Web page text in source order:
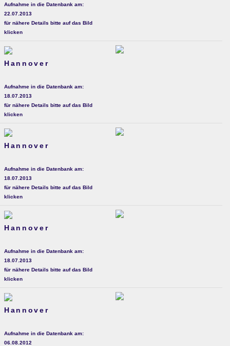
Aufnahme in die Datenbank am:
22.07.2013
für nähere Details bitte auf das Bild
klicken
Hannover
Aufnahme in die Datenbank am:
18.07.2013
für nähere Details bitte auf das Bild
klicken
Hannover
Aufnahme in die Datenbank am:
18.07.2013
für nähere Details bitte auf das Bild
klicken
Hannover
Aufnahme in die Datenbank am:
18.07.2013
für nähere Details bitte auf das Bild
klicken
Hannover
Aufnahme in die Datenbank am:
06.08.2012